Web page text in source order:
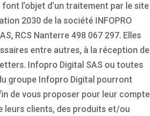
l’objet d’un traitement par le site
2030 de la société INFOPRO
RCS Nanterre 498 067 297. Elles
entre autres, à la réception de
Infopro Digital SAS ou toutes
groupe Infopro Digital pourront
de vous proposer pour leur compte
leurs clients, des produits et/ou